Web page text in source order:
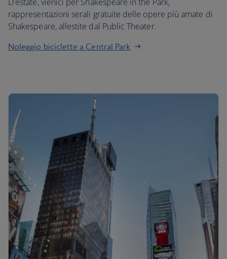
rappresentazioni serali gratuite delle opere più amate di
Shakespeare, allestite dal Public Theater.
Noleggio biciclette a Central Park